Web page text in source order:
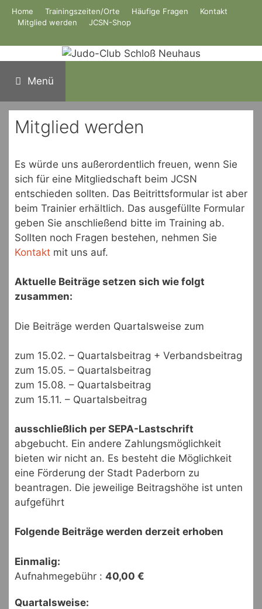
Zum
Inhalt
Home Trainingszeiten/Orte Häufige Fragen
Kontakt
Mitglied werden
JCSN-Shop
Menü
Mitglied werden
Es würde uns außerordentlich freuen, wenn Sie
sich für eine Mitgliedschaft beim JCSN
entschieden sollten. Das Beitrittsformular ist aber
beim Trainier erhältlich. Das ausgefüllte Formular
geben Sie anschließend bitte im Training ab.
Sollten noch Fragen bestehen, nehmen Sie
Kontakt mit uns auf.
Aktuelle Beiträge setzen sich wie folgt
zusammen:
Die Beiträge werden Quartalsweise zum
zum 15.02. – Quartalsbeitrag + Verbandsbeitrag
zum 15.05. – Quartalsbeitrag
zum 15.08. – Quartalsbeitrag
zum 15.11. – Quartalsbeitrag
ausschließlich per SEPA-Lastschrift
abgebucht. Ein andere Zahlungsmöglichkeit
bieten wir nicht an. Es besteht die Möglichkeit
eine Förderung der Stadt Paderborn zu
beantragen. Die jeweilige Beitragshöhe ist unten
aufgeführt
Folgende Beiträge werden derzeit erhoben
Einmalig:
Aufnahmegebühr : 40,00 €
Quartalsweise: